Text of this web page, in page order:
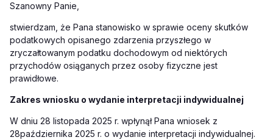
Szanowny Panie,
stwierdzam, że Pana stanowisko w sprawie oceny skutków
podatkowych opisanego zdarzenia przyszłego w
zryczałtowanym podatku dochodowym od niektórych
przychodów osiąganych przez osoby fizyczne jest
prawidłowe.
Zakres wniosku o wydanie interpretacji indywidualnej
W dniu 28 listopada 2025 r. wpłynął Pana wniosek z
28października 2025 r. o wydanie interpretacji indywidualnej.